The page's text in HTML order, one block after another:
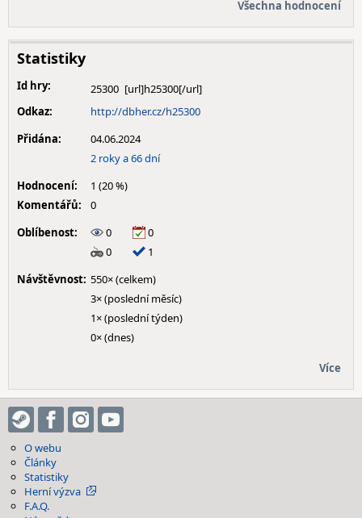
Všechna hodnocení
Statistiky
Id hry:
25300
Odkaz:
http://dbher.cz/h25300
Přidána:
04.06.2024
2 roky a 66 dní
Hodnocení:
1 (20 %)
Komentářů:
0
Oblíbenost:
0
0
0
1
Návštěvnost: 550× (celkem)
3× (poslední měsíc)
1× (poslední týden)
0× (dnes)
Více
O webu
Články
Statistiky
Herní výzva
F.A.Q.